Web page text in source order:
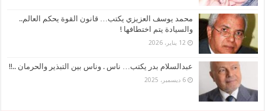
محمد يوسف العزيزي يكتب… قانون القوة يحكم العالم..
والسيادة يتم اختطافها !
12 يناير، 2026
عبدالسلام بدر يكتب… ناس . وناس بين التبذير والحرمان ..!!
6 ديسمبر، 2025